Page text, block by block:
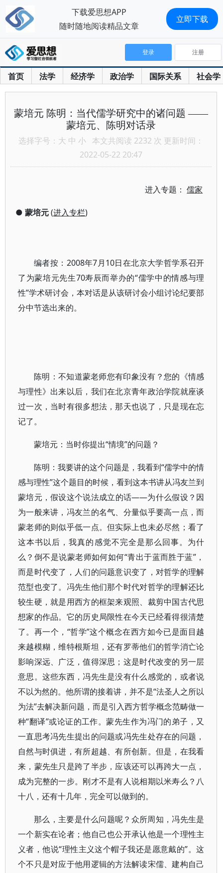
首页 法学 经济学 政治学 国际关系 社会学
登录 注册
蒙培元 陈明：当代儒学研究中的诸问题 ——
蒙培元、陈明对话录
选择字号： 大 中 小 本文共阅读 2232 次 更新时间：
2022-05-22 20:47
进入专题：儒家
● 蒙培元(进入专栏)
编者按：2008年7月10日在北京大学哲学系召开
了为蒙培元先生70寿辰而举办的“儒学中的情感与理
性”学术研讨会，本对话是从该研讨会小组讨论纪要部
分中节选出来的。
陈明：不知道蒙老师您有印象没有？您的《情感
与理性》出来以后，我们在北京青年政治学院就座谈
过一次，当时有很多想法，那天也说了，只是现在忘
记了。
蒙培元：当时你提出“情境”的问题？
陈明：我要讲的这个问题是，我看到“儒学中的情
感与理性”这个题目的时候，看到这本书讲从冯友兰到
蒙培元，假设这个说法成立的话——为什么假设？因
为一般来讲，冯友兰的名气、分量似乎要高一点，而
蒙老师的则似乎低一点。但实际上也未必尽然；看了
这本书以后，我真的感觉不完全是那么回事。为什
么？倒不是说蒙老师如何如何“青出于蓝而胜于蓝”，
而是时代变了，人们的问题意识变了，对哲学的理解
范型也变了。冯先生他们那个时代对哲学的理解还比
较生硬，就是用西方的框架来观照、裁剪中国古代思
想家的作品。它的历史局限性在今天已经看得很清楚
了。再一个，“哲学”这个概念在西方如今已是面目越
来越模糊，维特根斯坦，还有罗蒂他们的哲学消亡论
影响深远、广泛，值得深思；这是时代改变的另一层
意思。这些东西，冯先生是没有什么感觉的，或者说
不以为然的。他所谓的接着讲，并不是“法圣人之所以
为法”去解决新问题，而是引入西方哲学概念范畴做一
种“翻译”或论证的工作。蒙先生作为冯门的弟子，又
一直思考冯先生提出的问题或冯先生处存在的问题，
自然与时俱进，有所超越、有所创新。但是，在我看
来，蒙先生只是跨了半步，应该还可以再跨大一点，
成为完整的一步。刚才不是有人说相期以米寿么？八
十八，还有十几年，完全可以做到的。
那么，主要是什么问题呢？众所周知，冯先生是
一个新实在论者；他自己也公开承认他是一个理性主
义者，他说“理性主义这个帽子我还是愿意戴的”。这
个不只是对应于他用逻辑的方法解读宋儒、建构自己
下载爱思想APP
随时随地阅读精品文章
立即下载